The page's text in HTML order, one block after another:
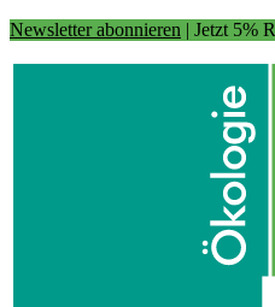
Newsletter abonnieren | Jetzt 5%